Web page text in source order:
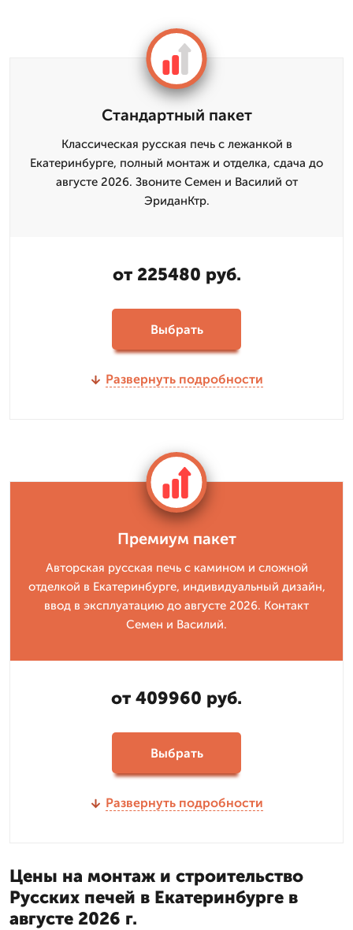
Стандартный пакет
Классическая русская печь с лежанкой в
Екатеринбурге, полный монтаж и отделка, сдача до
августе 2026. Звоните Семен и Василий от
ЭриданКтр.
от 225480 руб.
Выбрать
Развернуть подробности
Премиум пакет
Авторская русская печь с камином и сложной
отделкой в Екатеринбурге, индивидуальный дизайн,
ввод в эксплуатацию до августе 2026. Контакт
Семен и Василий.
от 409960 руб.
Выбрать
Развернуть подробности
Цены на монтаж и строительство
Русских печей в Екатеринбурге в
августе 2026 г.